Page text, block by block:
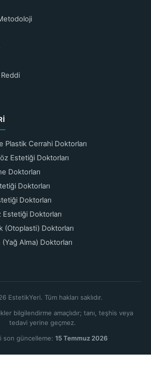
Plastik Cerrahi Doktorları
Estetiği Doktorları
Doktorları
Doktorları
Doktorları
Doktorları
(Otoplasti) Doktorları
Alma) Doktorları
EstetikYeri. Tüm hakları saklıdır.
bilgilendirme amaçlıdır; tanı, teşhis veya
tedavi yerine geçmez.
son güncelleme: 15 Temmuz 2026